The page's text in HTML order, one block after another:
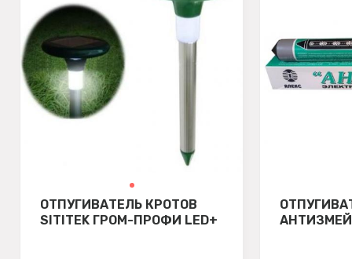
ОТПУГИВАТЕЛЬ КРОТОВ
SITITEK ГРОМ-ПРОФИ LED+
АНТИЗМЕЙ